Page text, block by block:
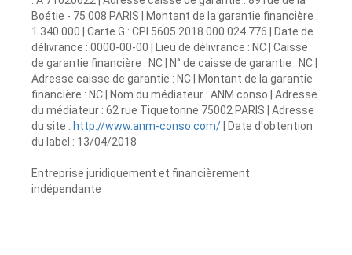
Boétie - 75 008 PARIS | Montant de la garantie financière :
1 340 000 | Carte G : CPI 5605 2018 000 024 776 | Date de
délivrance : 0000-00-00 | Lieu de délivrance : NC | Caisse
de garantie financière : NC | N° de caisse de garantie : NC |
Adresse caisse de garantie : NC | Montant de la garantie
financière : NC | Nom du médiateur : ANM conso | Adresse
du médiateur : 62 rue Tiquetonne 75002 PARIS | Adresse
du site : http://www.anm-conso.com/ | Date d'obtention
du label : 13/04/2018
Entreprise juridiquement et financièrement
indépendante